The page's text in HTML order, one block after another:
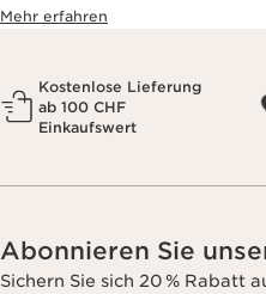
Mehr erfahren
Kostenlose Lieferung
ab 100 CHF
Einkaufswert
Abonnieren Sie
Sichern Sie sich 20 % Rabatt